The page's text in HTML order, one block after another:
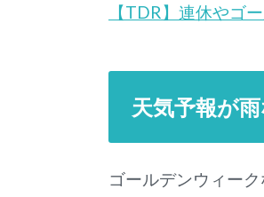
【TDR】連休やゴ
天気予報が
ゴールデンウィー